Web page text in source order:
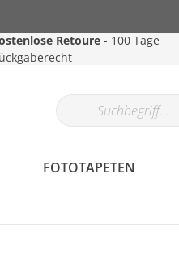
Retoure - 100 Tage
FOTOTAPETEN